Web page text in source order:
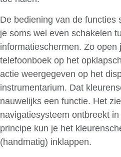
De bediening van de functies
je soms wel even schakelen
informatieschermen. Zo open
telefoonboek op het
actie weergegeven op het
instrumentarium. Dat
nauwelijks een functie. Het
navigatiesysteem ontbreekt
principe kun je het
(handmatig) inklappen.